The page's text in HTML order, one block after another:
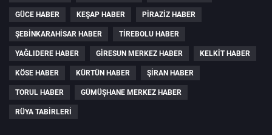
GÜCE HABER KEŞAP HABER PIRAZIZ HABER
ŞEBINKARAHISAR HABER TIREBOLU HABER
YAĞLIDERE HABER GIRESUN MERKEZ HABER KELKIT HABER
KÖSE HABER KÜRTÜN HABER ŞIRAN HABER
TORUL HABER GÜMÜŞHANE MERKEZ HABER
RÜYA TABIRLERI